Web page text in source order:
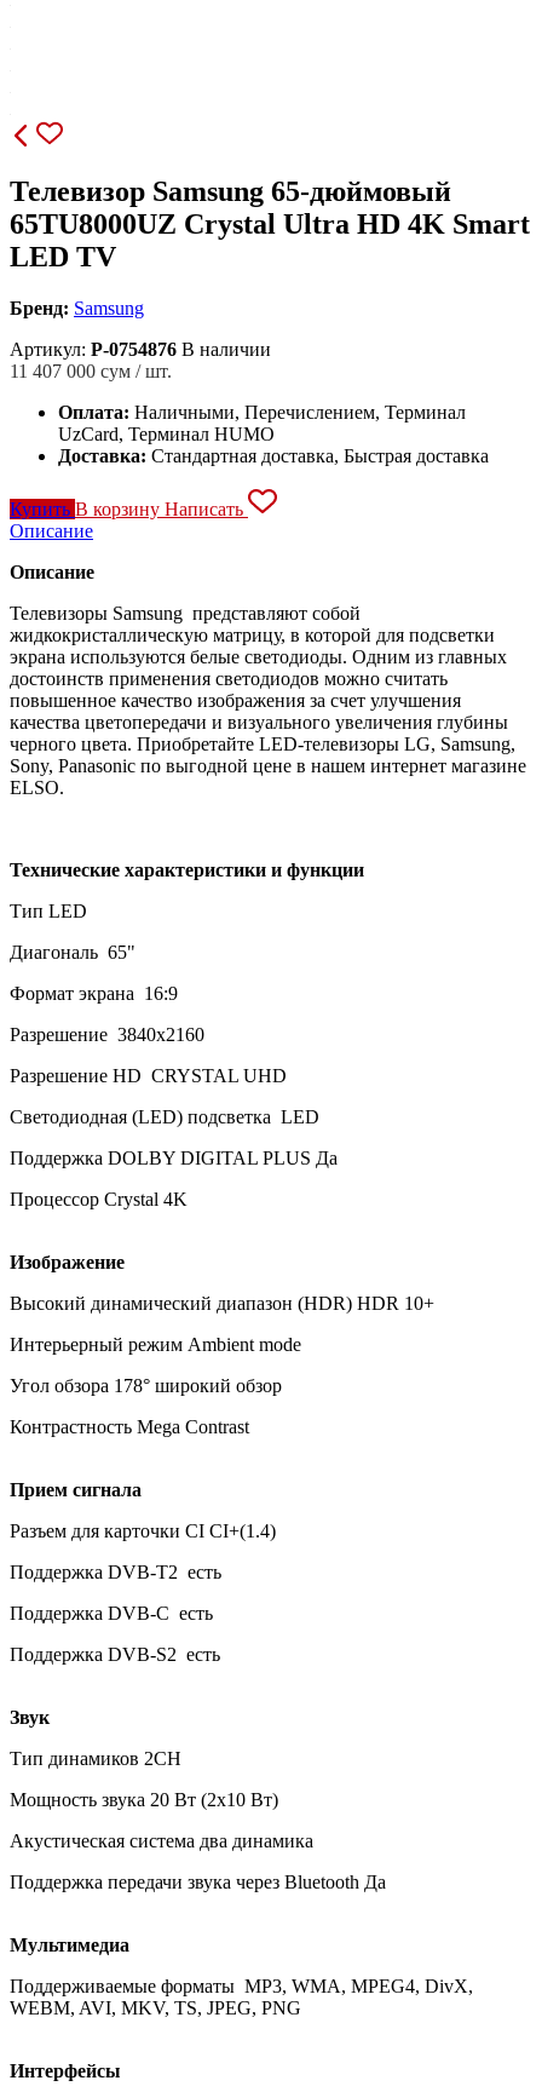
Телевизор Samsung 65-дюймовый
65TU8000UZ Crystal Ultra HD 4K Smart
LED TV
Бренд: Samsung
Артикул: P-0754876 В наличии
11 407 000 сум / шт.
Оплата: Наличными, Перечислением, Терминал
UzCard, Терминал HUMO
Доставка: Стандартная доставка, Быстрая доставка
Купить В корзину Написать
Описание
Описание
Телевизоры Samsung представляют собой
жидкокристаллическую матрицу, в которой для подсветки
экрана используются белые светодиоды. Одним из главных
достоинств применения светодиодов можно считать
повышенное качество изображения за счет улучшения
качества цветопередачи и визуального увеличения глубины
черного цвета. Приобретайте LED-телевизоры LG, Samsung,
Sony, Panasonic по выгодной цене в нашем интернет магазине
ELSO.
Технические характеристики и функции
Тип LED
Диагональ 65"
Формат экрана 16:9
Разрешение 3840x2160
Разрешение HD CRYSTAL UHD
Светодиодная (LED) подсветка LED
Поддержка DOLBY DIGITAL PLUS Да
Процессор Crystal 4K
Изображение
Высокий динамический диапазон (HDR) HDR 10+
Интерьерный режим Ambient mode
Угол обзора 178° широкий обзор
Контрастность Mega Contrast
Прием сигнала
Разъем для карточки CI CI+(1.4)
Поддержка DVB-T2 есть
Поддержка DVB-C есть
Поддержка DVB-S2 есть
Звук
Тип динамиков 2CH
Мощность звука 20 Вт (2х10 Вт)
Акустическая система два динамика
Поддержка передачи звука через Bluetooth Да
Мультимедиа
Поддерживаемые форматы MP3, WMA, MPEG4, DivX,
WEBM, AVI, MKV, TS, JPEG, PNG
Интерфейсы